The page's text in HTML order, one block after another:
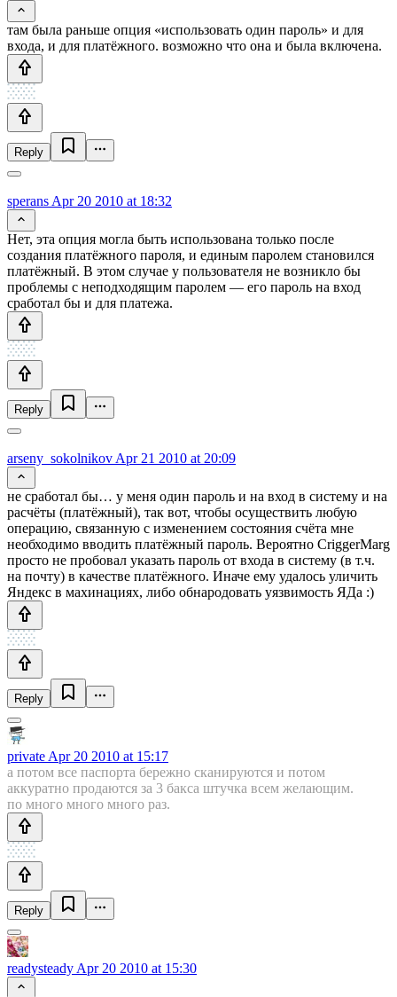
там была раньше опция «использовать один пароль» и для
входа, и для платёжного. возможно что она и была включена.
Reply
sperans Apr 20 2010 at 18:32
Нет, эта опция могла быть использована только после
создания платёжного пароля, и единым паролем становился
платёжный. В этом случае у пользователя не возникло бы
проблемы с неподходящим паролем — его пароль на вход
сработал бы и для платежа.
Reply
arseny_sokolnikov Apr 21 2010 at 20:09
не сработал бы… у меня один пароль и на вход в систему и на
расчёты (платёжный), так вот, чтобы осуществить любую
операцию, связанную с изменением состояния счёта мне
необходимо вводить платёжный пароль. Вероятно CriggerMarg
просто не пробовал указать пароль от входа в систему (в т.ч.
на почту) в качестве платёжного. Иначе ему удалось уличить
Яндекс в махинациях, либо обнародовать уязвимость ЯДа :)
Reply
private Apr 20 2010 at 15:17
а потом все паспорта бережно сканируются и потом
аккуратно продаются за 3 бакса штучка всем желающим.
по много много много раз.
Reply
readysteady Apr 20 2010 at 15:30